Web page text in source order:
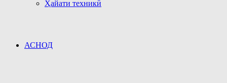
Ҳайати техникӣ
АСНОД